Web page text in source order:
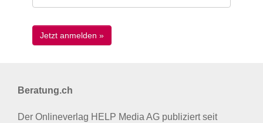
Beratung.ch
Der Onlineverlag HELP Media AG publiziert seit